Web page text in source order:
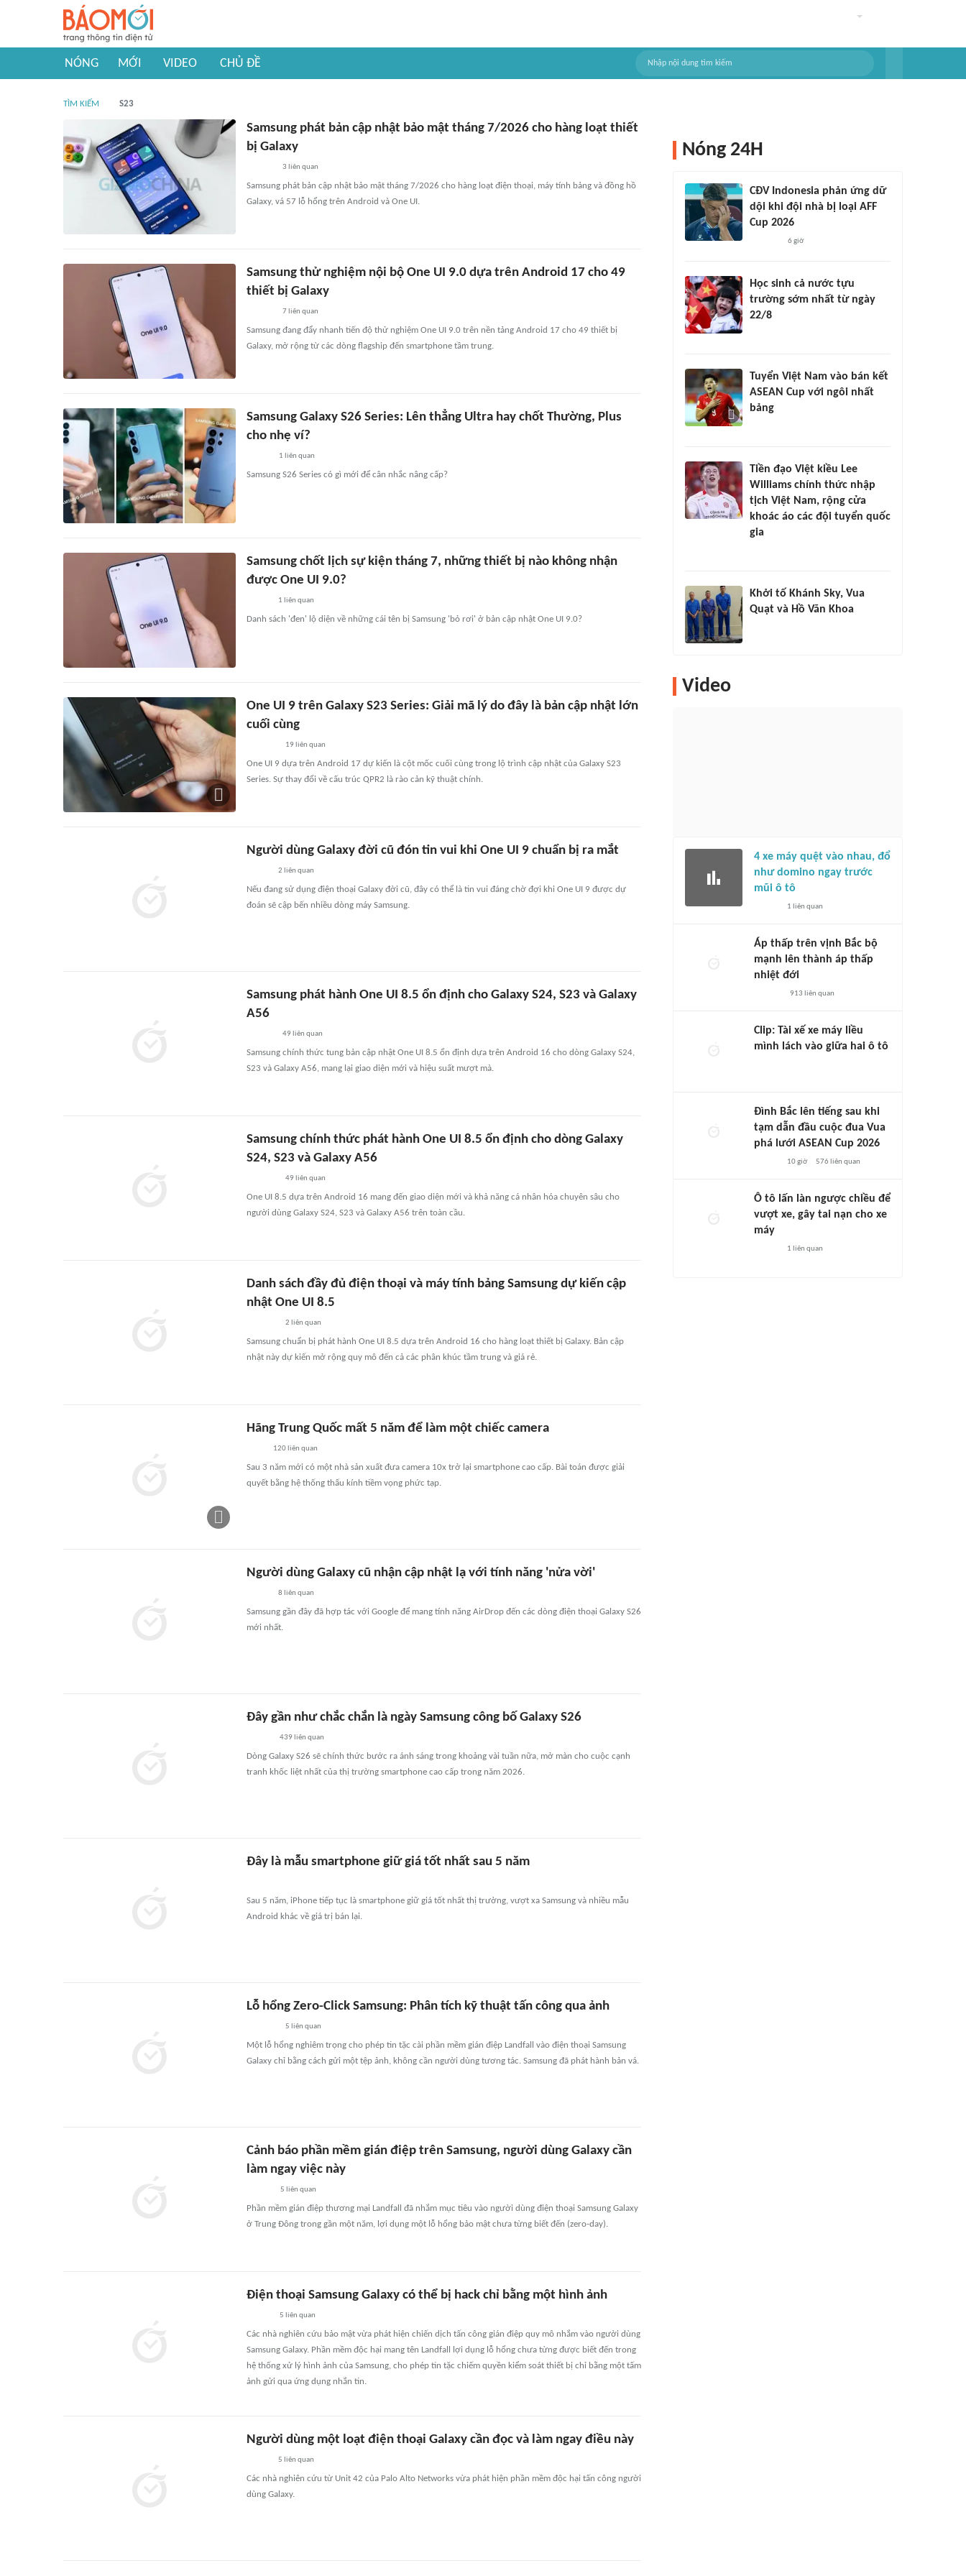
NÓNG MỚI VIDEO CHỦ ĐỀ
TÌM KIẾM S23
Samsung phát bản cập nhật bảo mật tháng 7/2026 cho hàng loạt thiết
bị Galaxy
3 liên quan
Samsung phát bản cập nhật bảo mật tháng 7/2026 cho hàng loạt điện thoại, máy tính bảng và đồng hồ
Galaxy, vá 57 lỗ hổng trên Android và One UI.
Samsung thử nghiệm nội bộ One UI 9.0 dựa trên Android 17 cho 49
thiết bị Galaxy
7liên quan
Samsung đang đẩy nhanh tiến độ thử nghiệm One UI 9.0 trên nền tảng Android 17 cho 49 thiết bị
Galaxy, mở rộng từ các dòng flagship đến smartphone tầm trung.
Samsung Galaxy S26 Series: Lên thẳng Ultra hay chốt Thường, Plus
cho nhẹ ví?
1 liên quan
Samsung S26 Series có gì mới để cân nhắc nâng cấp?
Samsung chốt lịch sự kiện tháng 7, những thiết bị nào không nhận
được One UI 9.0?
1 liên quan
Danh sách 'đen' lộ diện về những cái tên bị Samsung 'bỏ rơi' ở bản cập nhật One UI 9.0?
One UI 9 trên Galaxy S23 Series: Giải mã lý do đây là bản cập nhật lớn
cuối cùng
19 liên quan
One UI 9 dựa trên Android 17 dự kiến là cột mốc cuối cùng trong lộ trình cập nhật của Galaxy S23
Series. Sự thay đổi về cấu trúc QPR2 là rào cản kỹ thuật chính.
Người dùng Galaxy đời cũ đón tin vui khi One UI 9 chuẩn bị ra mắt
2 liên quan
Nếu đang sử dụng điện thoại Galaxy đời cũ, đây có thể là tin vui đáng chờ đợi khi One UI 9 được dự
đoán sẽ cập bến nhiều dòng máy Samsung.
Samsung phát hành One UI 8.5 ổn định cho Galaxy S24, S23 và Galaxy
A56
49 liên quan
Samsung chính thức tung bản cập nhật One UI 8.5 ổn định dựa trên Android 16 cho dòng Galaxy S24,
S23 và Galaxy A56, mang lại giao diện mới và hiệu suất mượt mà.
Samsung chính thức phát hành One UI 8.5 ổn định cho dòng Galaxy
S24, S23 và Galaxy A56
49 liên quan
One UI 8.5 dựa trên Android 16 mang đến giao diện mới và khả năng cá nhân hóa chuyên sâu cho
người dùng Galaxy S24, S23 và Galaxy A56 trên toàn cầu.
Danh sách đầy đủ điện thoại và máy tính bảng Samsung dự kiến cập
nhật One UI 8.5
2 liên quan
Samsung chuẩn bị phát hành One UI 8.5 dựa trên Android 16 cho hàng loạt thiết bị Galaxy. Bản cập
nhật này dự kiến mở rộng quy mô đến cả các phân khúc tầm trung và giá rẻ.
Hãng Trung Quốc mất 5 năm để làm một chiếc camera
120liên quan
Sau 3 năm mới có một nhà sản xuất đưa camera 10x trở lại smartphone cao cấp. Bài toán được giải
quyết bằng hệ thống thấu kính tiềm vọng phức tạp.
Người dùng Galaxy cũ nhận cập nhật lạ với tính năng 'nửa vời'
8 liên quan
Samsung gần đây đã hợp tác với Google để mang tính năng AirDrop đến các dòng điện thoại Galaxy S26
mới nhất.
Đây gần như chắc chắn là ngày Samsung công bố Galaxy S26
439 liên quan
Dòng Galaxy S26 sẽ chính thức bước ra ánh sáng trong khoảng vài tuần nữa, mở màn cho cuộc cạnh
tranh khốc liệt nhất của thị trường smartphone cao cấp trong năm 2026.
Đây là mẫu smartphone giữ giá tốt nhất sau 5 năm
Sau 5 năm, iPhone tiếp tục là smartphone giữ giá tốt nhất thị trường, vượt xa Samsung và nhiều mẫu
Android khác về giá trị bán lại.
Lỗ hổng Zero-Click Samsung: Phân tích kỹ thuật tấn công qua ảnh
5 liên quan
Một lỗ hổng nghiêm trọng cho phép tin tặc cài phần mềm gián điệp Landfall vào điện thoại Samsung
Galaxy chỉ bằng cách gửi một tệp ảnh, không cần người dùng tương tác. Samsung đã phát hành bản vá.
Cảnh báo phần mềm gián điệp trên Samsung, người dùng Galaxy cần
làm ngay việc này
5 liên quan
Phần mềm gián điệp thương mại Landfall đã nhắm mục tiêu vào người dùng điện thoại Samsung Galaxy
ở Trung Đông trong gần một năm, lợi dụng một lỗ hổng bảo mật chưa từng biết đến (zero-day).
Điện thoại Samsung Galaxy có thể bị hack chỉ bằng một hình ảnh
5 liên quan
Các nhà nghiên cứu bảo mật vừa phát hiện chiến dịch tấn công gián điệp quy mô nhắm vào người dùng
Samsung Galaxy. Phần mềm độc hại mang tên Landfall lợi dụng lỗ hổng chưa từng được biết đến trong
hệ thống xử lý hình ảnh của Samsung, cho phép tin tặc chiếm quyền kiểm soát thiết bị chỉ bằng một tấm
ảnh gửi qua ứng dụng nhắn tin.
Người dùng một loạt điện thoại Galaxy cần đọc và làm ngay điều này
5 liên quan
Các nhà nghiên cứu từ Unit 42 của Palo Alto Networks vừa phát hiện phần mềm độc hại tấn công người
dùng Galaxy.
Nóng 24H
CĐV Indonesia phản ứng dữ
dội khi đội nhà bị loại AFF
Cup 2026
6 giờ
Học sinh cả nước tựu
trường sớm nhất từ ngày
22/8
Tuyển Việt Nam vào bán kết
ASEAN Cup với ngôi nhất
bảng
Tiền đạo Việt kiều Lee
Williams chính thức nhập
tịch Việt Nam, rộng cửa
khoác áo các đội tuyển quốc
gia
Khởi tố Khánh Sky, Vua
Quạt và Hồ Văn Khoa
Video
4 xe máy quệt vào nhau, đổ
như domino ngay trước
mũi ô tô
1 liên quan
Áp thấp trên vịnh Bắc bộ
mạnh lên thành áp thấp
nhiệt đới
913 liên quan
Clip: Tài xế xe máy liều
mình lách vào giữa hai ô tô
Đình Bắc lên tiếng sau khi
tạm dẫn đầu cuộc đua Vua
phá lưới ASEAN Cup 2026
10 giờ 576 liên quan
Ô tô lấn làn ngược chiều để
vượt xe, gây tai nạn cho xe
máy
1 liên quan